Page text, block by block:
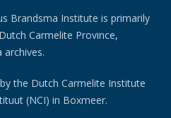
Brandsma Institute is primarily
Carmelite Province,
archives.
the Dutch Carmelite Institute
(NCI) in Boxmeer.